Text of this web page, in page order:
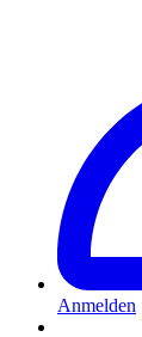
Anmelden